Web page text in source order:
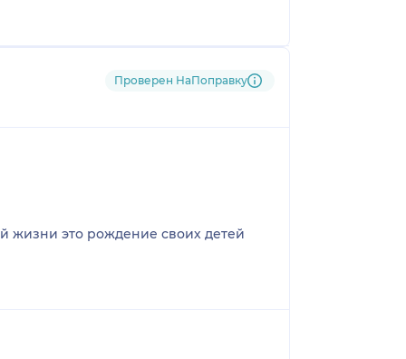
Проверен НаПоправку
жизни это рождение своих детей